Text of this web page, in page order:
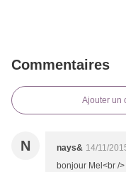
Commentaires
Ajouter un
N nays& 14/11/
bonjour Mel<br /